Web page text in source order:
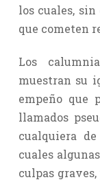
los cuales, sin
que cometen
Los
muestran su
empeño que
llamados
cualquiera
cuales
culpas